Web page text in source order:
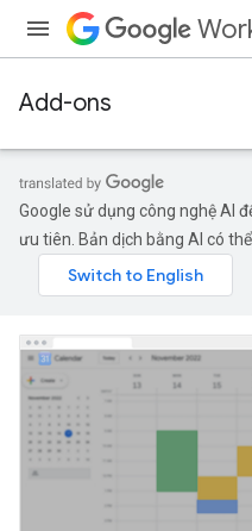
Add-ons
Google sử dụng công nghệ AI
ưu tiên. Bản dịch bằng AI có thể